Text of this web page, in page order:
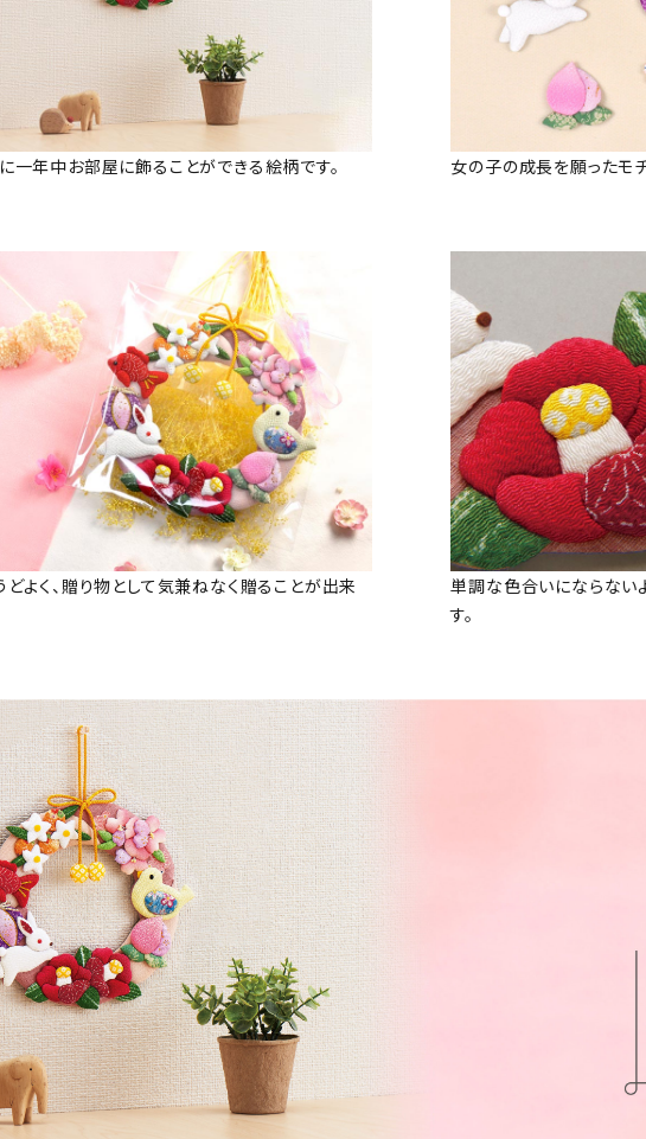
一年中お部屋に飾ることができる絵柄です。 女の子の成長を願ったモ
どよく、贈り物として気兼ねなく贈ることが出来
単調な色合いにならない
す。